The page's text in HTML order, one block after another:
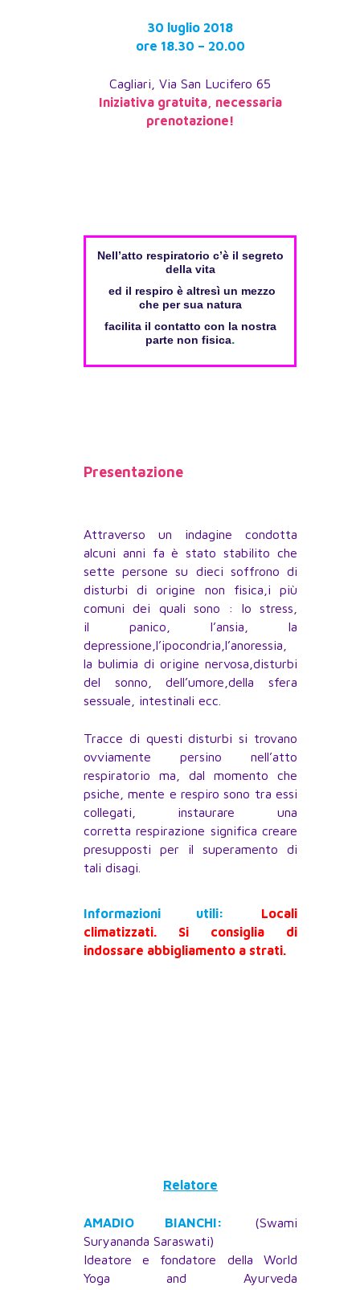
30 luglio 2018
ore 18.30 – 20.00
Cagliari, Via San Lucifero 65
Iniziativa gratuita, necessaria
prenotazione!
Nell’atto respiratorio c’è il segreto
della vita
ed il respiro è altresì un mezzo
che per sua natura
facilita il contatto con la nostra
parte non fisica.
Presentazione
Attraverso un indagine condotta
alcuni anni fa è stato stabilito che
sette persone su dieci soffrono di
disturbi di origine non fisica,i più
comuni dei quali sono : lo stress,
il panico, l’ansia, la
depressione,l’ipocondria,l’anoressia,
la bulimia di origine nervosa,disturbi
del sonno, dell’umore,della sfera
sessuale, intestinali ecc.
Tracce di questi disturbi si trovano
ovviamente persino nell’atto
respiratorio ma, dal momento che
psiche, mente e respiro sono tra essi
collegati, instaurare una
corretta respirazione significa creare
presupposti per il superamento di
tali disagi.
Informazioni utili:
Locali
climatizzati. Si consiglia di
indossare abbigliamento a strati.
Relatore
AMADIO BIANCHI:
(Swami
Suryananda Saraswati)
Ideatore e fondatore della World
Yoga and Ayurveda